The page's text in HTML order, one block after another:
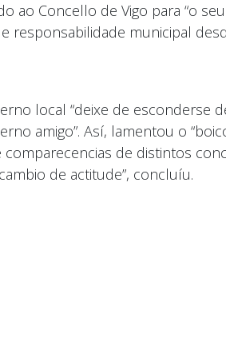
ao Concello de Vigo para “o
responsabilidade municipal
local “deixe de esconderse
amigo”. Así, lamentou o
de distintos
de actitude”, concluíu.